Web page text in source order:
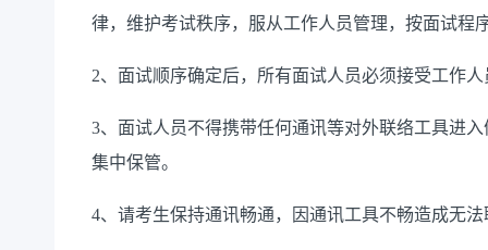
律，维护考试秩序，服从工作人员管理，按面试程
2、面试顺序确定后，所有面试人员必须接受工作
3、面试人员不得携带任何通讯等对外联络工具进
集中保管。
4、请考生保持通讯畅通，因通讯工具不畅造成无